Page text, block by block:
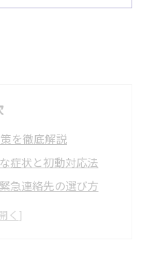
を徹底解説
症状と初動対応法
急連絡先の選び方
ブル発生時の注意点